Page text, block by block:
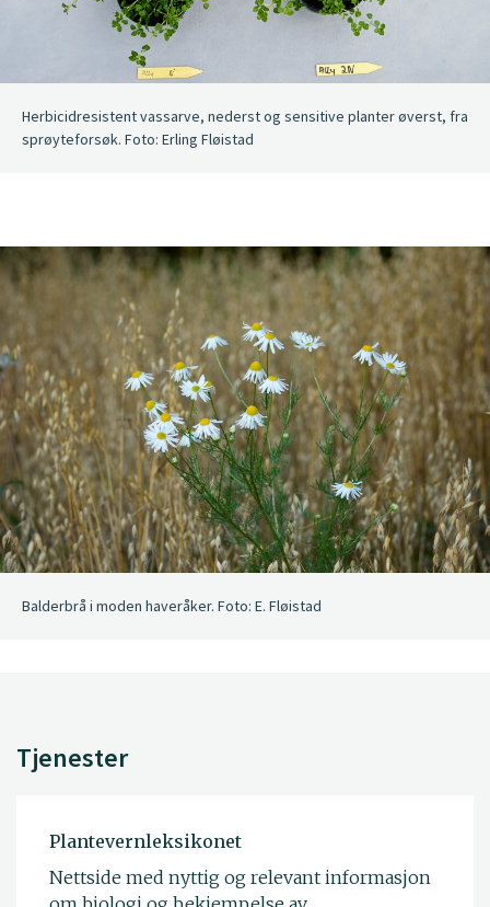
Herbicidresistent vassarve, nederst og sensitive planter øverst, fra
sprøyteforsøk. Foto: Erling Fløistad
Balderbrå i moden haveråker. Foto: E. Fløistad
Tjenester
Plantevernleksikonet
Nettside med nyttig og relevant informasjon